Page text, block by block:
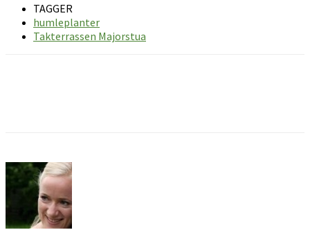
TAGGER
humleplanter
Takterrassen Majorstua